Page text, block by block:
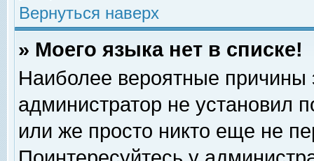
Вернуться наверх
» Моего языка нет в списке!
Наиболее вероятные причины
администратор не установил
или же просто никто еще не